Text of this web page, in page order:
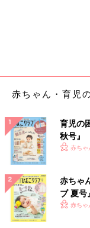
赤ちゃん・育児
育児の
秋号』
いっぱ
赤ちゃ
赤ちゃ
ブ 夏号
く！ お
赤ちゃ